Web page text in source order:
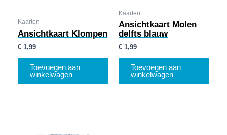
Kaarten
Ansichtkaart Klompen
€ 1,99
Toevoegen aan
winkelwagen
Kaarten
Ansichtkaart Molen
delfts blauw
€ 1,99
Toevoegen aan
winkelwagen